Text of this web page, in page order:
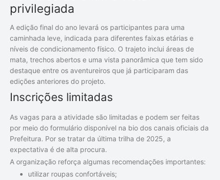
privilegiada
A edição final do ano levará os participantes para uma
caminhada leve, indicada para diferentes faixas etárias e
níveis de condicionamento físico. O trajeto inclui áreas de
mata, trechos abertos e uma vista panorâmica que tem sido
destaque entre os aventureiros que já participaram das
edições anteriores do projeto.
Inscrições limitadas
As vagas para a atividade são limitadas e podem ser feitas
por meio do formulário disponível na bio dos canais oficiais da
Prefeitura. Por se tratar da última trilha de 2025, a
expectativa é de alta procura.
A organização reforça algumas recomendações importantes:
utilizar roupas confortáveis;